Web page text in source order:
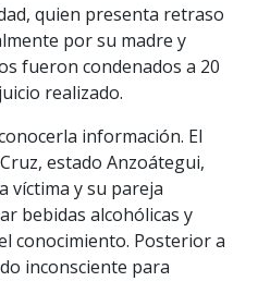
quien presenta retraso
por su madre y
fueron condenados a 20
realizado.
información. El
estado Anzoátegui,
víctima y su pareja
bebidas alcohólicas y
conocimiento. Posterior a
inconsciente para